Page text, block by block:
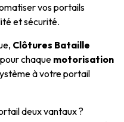
vos portails
et sécurité.
Clôtures Bataille
chaque motorisation
à votre portail
deux vantaux ?